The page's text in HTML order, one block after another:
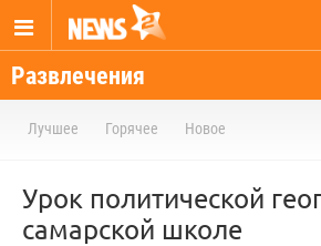
Развлечения
Лучшее Горячее Новое
Урок политической
самарской школе